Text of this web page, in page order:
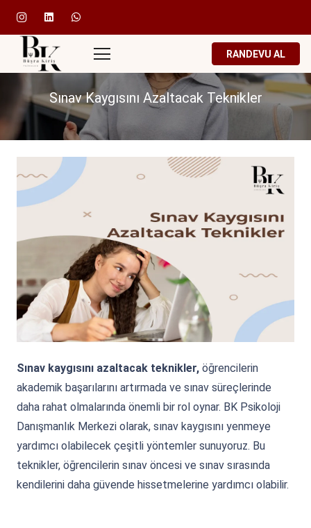
RANDEVU AL
Sınav Kaygısını Azaltacak Teknikler
Sınav kaygısını azaltacak teknikler, öğrencilerin
akademik başarılarını artırmada ve sınav süreçlerinde
daha rahat olmalarında önemli bir rol oynar. BK Psikoloji
Danışmanlık Merkezi olarak, sınav kaygısını yenmeye
yardımcı olabilecek çeşitli yöntemler sunuyoruz. Bu
teknikler, öğrencilerin sınav öncesi ve sınav sırasında
kendilerini daha güvende hissetmelerine yardımcı olabilir.